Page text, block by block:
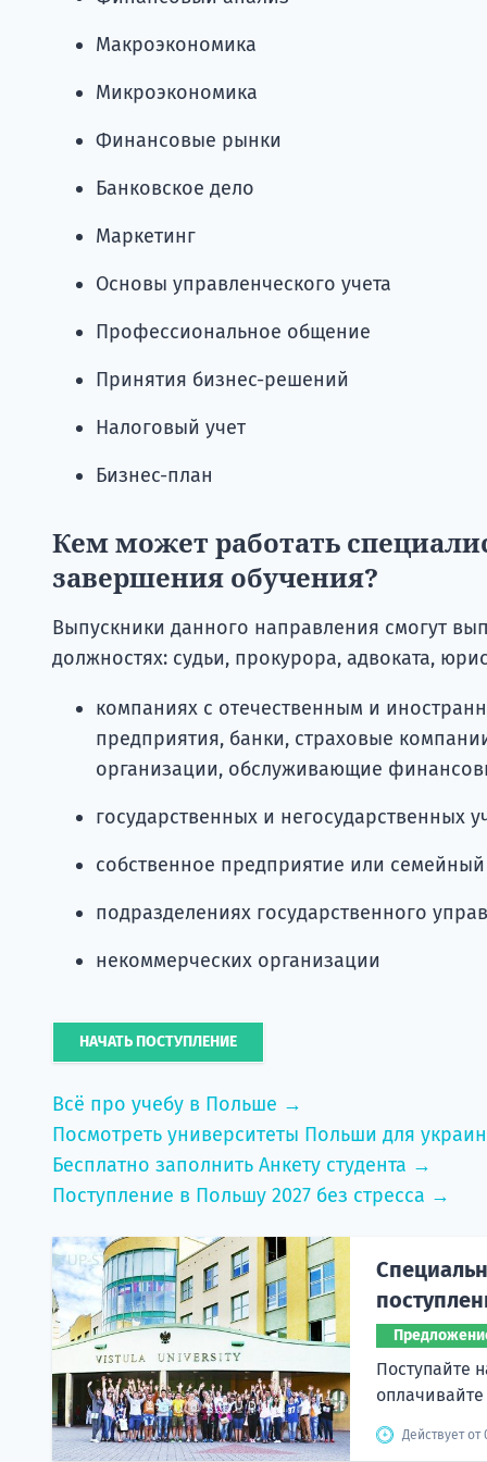
Макроэкономика
Микроэкономика
Финансовые рынки
Банковское дело
Маркетинг
Основы управленческого учета
Профессиональное общение
Принятия бизнес-решений
Налоговый учет
Бизнес-план
Кем может работать
завершения обучения?
Выпускники данного направления смогут
должностях: судьи, прокурора, адвоката,
компаниях с отечественным и
предприятия, банки, страховые
организации, обслуживающие
государственных и негосударственных
собственное предприятие или
подразделениях государственного
некоммерческих организации
НАЧАТЬ ПОСТУПЛЕНИЕ
Всё про учебу в Польше →
Посмотреть университеты Польши для
Бесплатно заполнить Анкету студента →
Поступление в Польшу 2027 без стресса →
Поступайте
Действует от